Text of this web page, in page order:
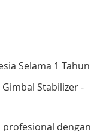
Selama 1 Tahun
Stabilizer -
dengan